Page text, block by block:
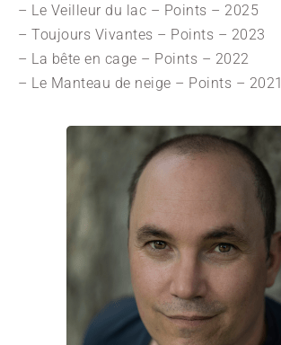
– Le Veilleur du lac – Points – 2025
– Toujours Vivantes – Points – 2023
– La bête en cage – Points – 2022
– Le Manteau de neige – Points – 2021